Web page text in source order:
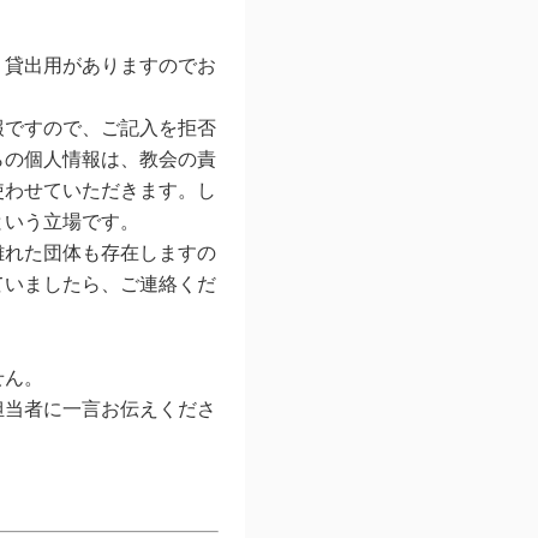
出用がありますのでお
すので、ご記入を拒否
個人情報は、教会の責
せていただきます。し
う立場です。
た団体も存在しますの
ましたら、ご連絡くだ
。
者に一言お伝えくださ